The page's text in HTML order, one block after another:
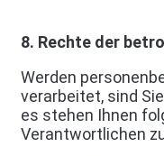
8. Rechte der
Werden
verarbeitet, sind
es stehen Ihnen
Verantwortlichen